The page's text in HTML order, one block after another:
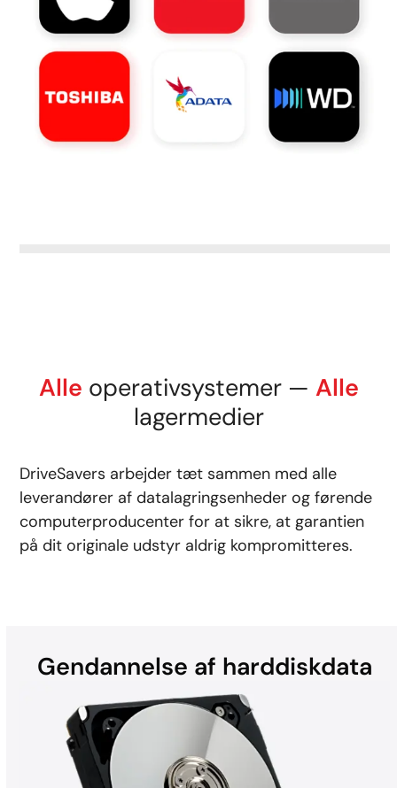
Alle operativsystemer — Alle
lagermedier
DriveSavers arbejder tæt sammen med alle
leverandører af datalagringsenheder og førende
computerproducenter for at sikre, at garantien
på dit originale udstyr aldrig kompromitteres.
Gendannelse af harddiskdata